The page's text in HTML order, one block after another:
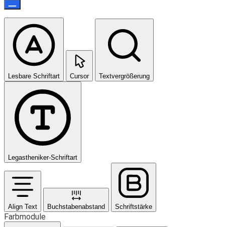
Lesbare Schriftart Cursor Textvergrößerung
Legastheniker-Schriftart
Align Text Buchstabenabstand Schriftstärke
Farbmodule